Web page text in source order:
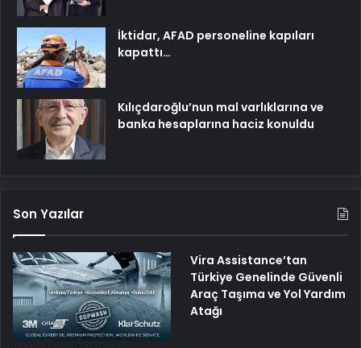
İktidar, AFAD personeline kapıları
kapattı…
Kılıçdaroğlu’nun mal varlıklarına ve
banka hesaplarına haciz konuldu
Son Yazılar
Vira Assistance’tan
Türkiye Genelinde Güvenli
Araç Taşıma ve Yol Yardım
Atağı